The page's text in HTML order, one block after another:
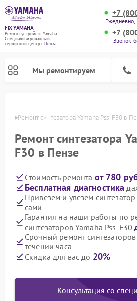
FIX-YAMAHA
Ремонт устройств Yamaha
Специализированный
cервисный центр г.Пенза
+7
+7
Звонок
Мы ремонтируем
Ремонт синтезатора Yamaha Pss-F30 в
Ремонт синтезатора
F30 в Пензе
Стоимость ремонта от 780
Бесплатная диагностика
Привезем и увезем
сами
Гарантия на наши работы по
синтезаторов Yamaha Pss-F30
Срочный ремонт
течении часа
Скидка для вас до 20%
Консультация со